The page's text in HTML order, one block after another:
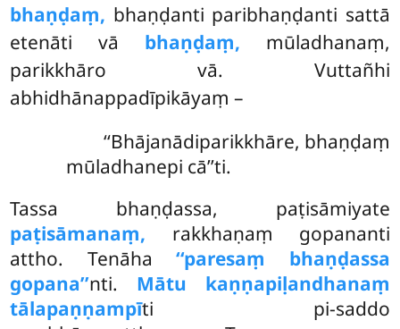
bhaṇḍaṃ, bhaṇḍanti paribhaṇḍanti sattā
etenāti vā bhaṇḍaṃ, mūladhanaṃ,
parikkhāro vā. Vuttañhi
abhidhānappadīpikāyaṃ –
‘‘Bhājanādiparikkhāre, bhaṇḍaṃ
mūladhanepi cā’’ti.
Tassa bhaṇḍassa, paṭisāmiyate
paṭisāmanaṃ, rakkhaṇaṃ gopananti
attho. Tenāha‘‘paresaṃ bhaṇḍassa
gopana’’nti. Mātu kaṇṇapiḷandhanaṃ
tālapaṇṇampīti pi-saddo